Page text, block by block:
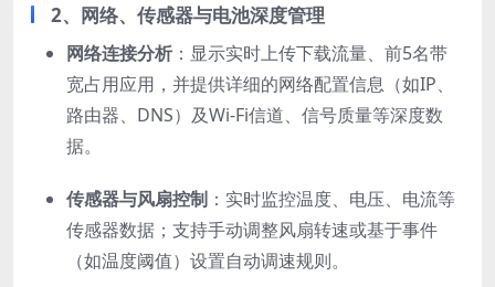
2、 网络、传感器与电池深度管理
网络连接分析 ：显示实时上传下载流量、前5名带
宽占用应用，并提供详细的网络配置信息（如IP、
路由器、DNS）及Wi-Fi信道、信号质量等深度数
据。
传感器与风扇控制 ：实时监控温度、电压、电流等
传感器数据；支持手动调整风扇转速或基于事件
（如温度阈值）设置自动调速规则。